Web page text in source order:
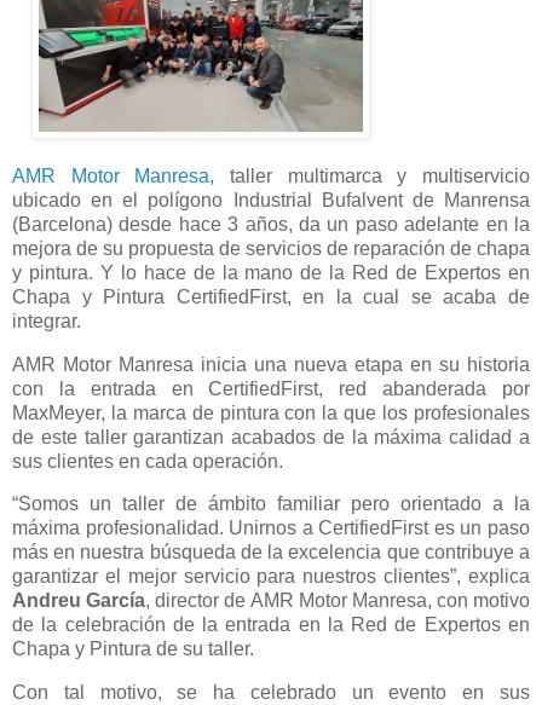
AMR Motor Manresa, taller multimarca y multiservicio
ubicado en el polígono Industrial Bufalvent de Manrensa
(Barcelona) desde hace 3 años, da un paso adelante en la
mejora de su propuesta de servicios de reparación de chapa
y pintura. Y lo hace de la mano de la Red de Expertos en
Chapa y Pintura CertifiedFirst, en la cual se acaba de
integrar.
AMR Motor Manresa inicia una nueva etapa en su historia
con la entrada en CertifiedFirst, red abanderada por
MaxMeyer, la marca de pintura con la que los profesionales
de este taller garantizan acabados de la máxima calidad a
sus clientes en cada operación.
“Somos un taller de ámbito familiar pero orientado a la
máxima profesionalidad. Unirnos a CertifiedFirst es un paso
más en nuestra búsqueda de la excelencia que contribuye a
garantizar el mejor servicio para nuestros clientes”, explica
Andreu García, director de AMR Motor Manresa, con motivo
de la celebración de la entrada en la Red de Expertos en
Chapa y Pintura de su taller.
Con tal motivo, se ha celebrado un evento en sus